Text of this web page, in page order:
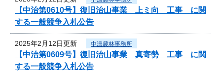
【中治第0610号】復旧治山事業 上ミ向 工事 に関
する一般競争入札公告
2025年2月12日更新 中濃農林事務所
【中治第0609号】復旧治山事業 真寄勢 工事 に関
する一般競争入札公告